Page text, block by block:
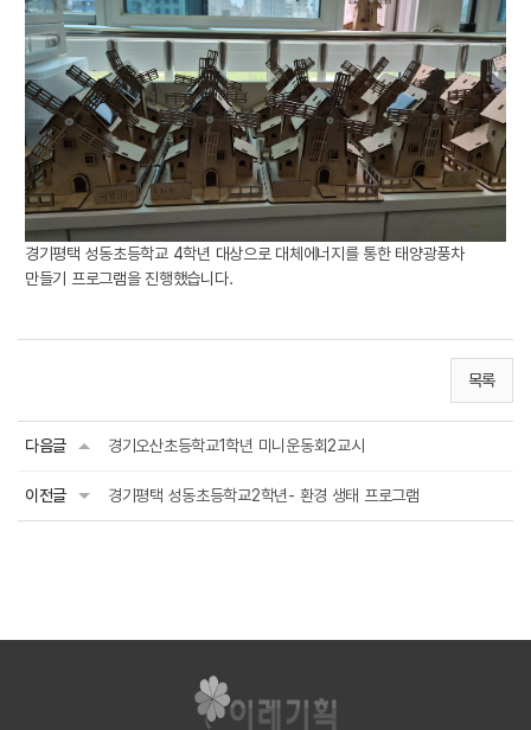
경기평택 성동초등학교 4학년 대상으로 대체에너지를 통한 태양광풍차
만들기 프로그램을 진행했습니다.
목록
다음글 경기오산초등학교1학년 미니운동회2교시
이전글 경기평택 성동초등학교2학년- 환경 생태 프로그램